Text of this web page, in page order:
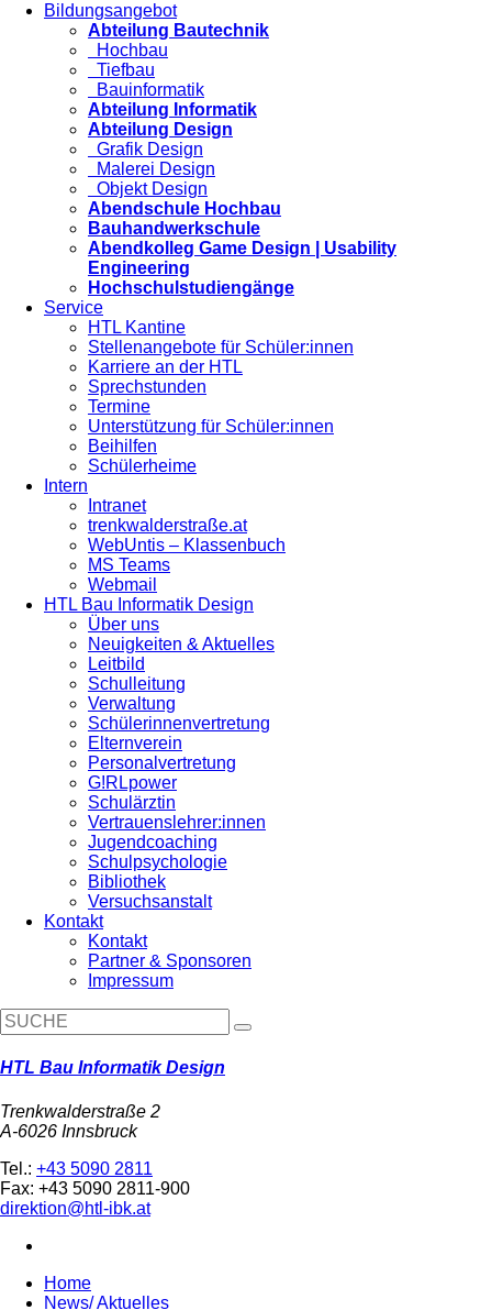
Bildungsangebot
Abteilung Bautechnik
Hochbau
Tiefbau
Bauinformatik
Abteilung Informatik
Abteilung Design
Grafik Design
Malerei Design
Objekt Design
Abendschule Hochbau
Bauhandwerkschule
Abendkolleg Game Design | Usability
Engineering
Hochschulstudiengänge
Service
HTL Kantine
Stellenangebote für Schüler:innen
Karriere an der HTL
Sprechstunden
Termine
Unterstützung für Schüler:innen
Beihilfen
Schülerheime
Intern
Intranet
trenkwalderstraße.at
WebUntis – Klassenbuch
MS Teams
Webmail
HTL Bau Informatik Design
Über uns
Neuigkeiten & Aktuelles
Leitbild
Schulleitung
Verwaltung
Schülerinnenvertretung
Elternverein
Personalvertretung
G!RLpower
Schulärztin
Vertrauenslehrer:innen
Jugendcoaching
Schulpsychologie
Bibliothek
Versuchsanstalt
Kontakt
Kontakt
Partner & Sponsoren
Impressum
HTL Bau Informatik Design
Trenkwalderstraße 2
A-6026 Innsbruck
Tel.: +43 5090 2811
Fax: +43 5090 2811-900
direktion@htl-ibk.at
Home
News/ Aktuelles